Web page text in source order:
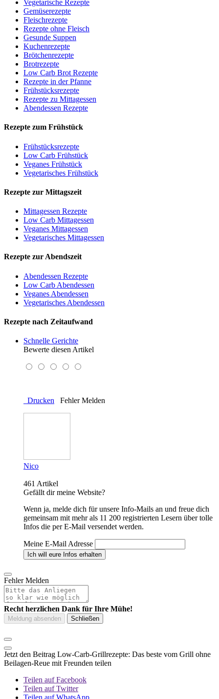
Vegetarische Rezepte
Gemüserezepte
Fleischrezepte
Rezepte ohne Fleisch
Gesunde Suppen
Kuchenrezepte
Brötchenrezepte
Brotrezepte
Low Carb Brot Rezepte
Rezepte in der Pfanne
Frühstücksrezepte
Rezepte zu Mittagessen
Abendessen Rezepte
Rezepte zum Frühstück
Frühstücksrezepte
Low Carb Frühstück
Veganes Frühstück
Vegetarisches Frühstück
Rezepte zur Mittagszeit
Mittagessen Rezepte
Low Carb Mittagessen
Veganes Mittagessen
Vegetarisches Mittagessen
Rezepte zur Abendszeit
Abendessen Rezepte
Low Carb Abendessen
Veganes Abendessen
Vegetarisches Abendessen
Rezepte nach Zeitaufwand
Schnelle Gerichte
Bewerte diesen Artikel
Drucken Fehler Melden
Nico
461 Artikel
Gefällt dir meine Website?
Wenn ja, melde dich für unsere Info-Mails an und freue dich
gemeinsam mit mehr als 11 200 registrierten Lesern über tolle
Infos die per E-Mail versendet werden.
Meine E-Mail Adresse
Fehler Melden
Recht herzlichen Dank für Ihre Mühe!
Jetzt den Beitrag Low-Carb-Grillrezepte: Das beste vom Grill ohne
Beilagen-Reue mit Freunden teilen
Teilen auf Facebook
Teilen auf Twitter
Teilen auf WhatsApp